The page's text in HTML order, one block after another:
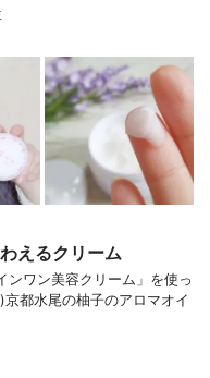
えるクリーム
ンワン美容クリーム」を使っ
都水尾の柚子のアロマオイ